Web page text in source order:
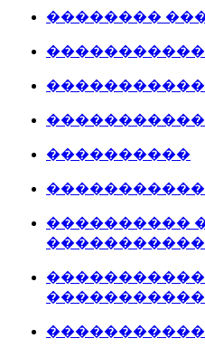
��������
����������
����������
�����������